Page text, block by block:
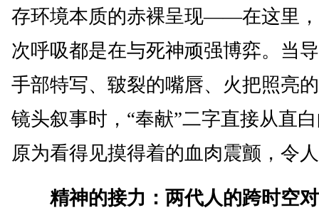
存环境本质的赤裸呈现——在这里
次呼吸都是在与死神顽强博弈。当
手部特写、皲裂的嘴唇、火把照亮
镜头叙事时，“奉献”二字直接从直
原为看得见摸得着的血肉震颤，令
精神的接力：两代人的跨时空